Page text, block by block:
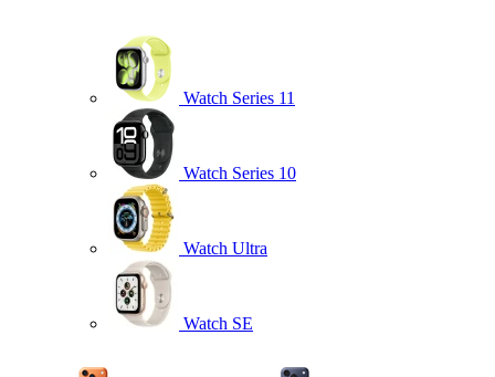
Watch Series 11
Watch Series 10
Watch Ultra
Watch SE